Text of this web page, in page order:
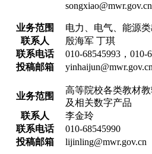
songxiao@mwr.gov.cn
业务范围
电力、电气、能源
联系人
殷海军 丁琪
联系电话
010-68545993，010-
投稿邮箱
业务范围
高等院校各类教材
及相关数字产品
联系人
李金玲
联系电话
010-68545990
投稿邮箱
lijinling@mwr.gov.cn